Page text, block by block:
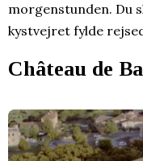
morgenstunden. Du
kystvejret fylde
Château de